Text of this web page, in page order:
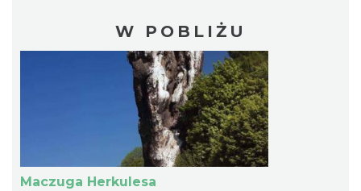
W POBLIŻU
Maczuga Herkulesa